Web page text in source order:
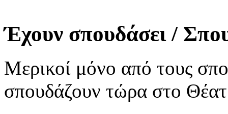
Έχουν σπουδάσει /
Μερικοί μόνο από τους
σπουδάζουν τώρα στο